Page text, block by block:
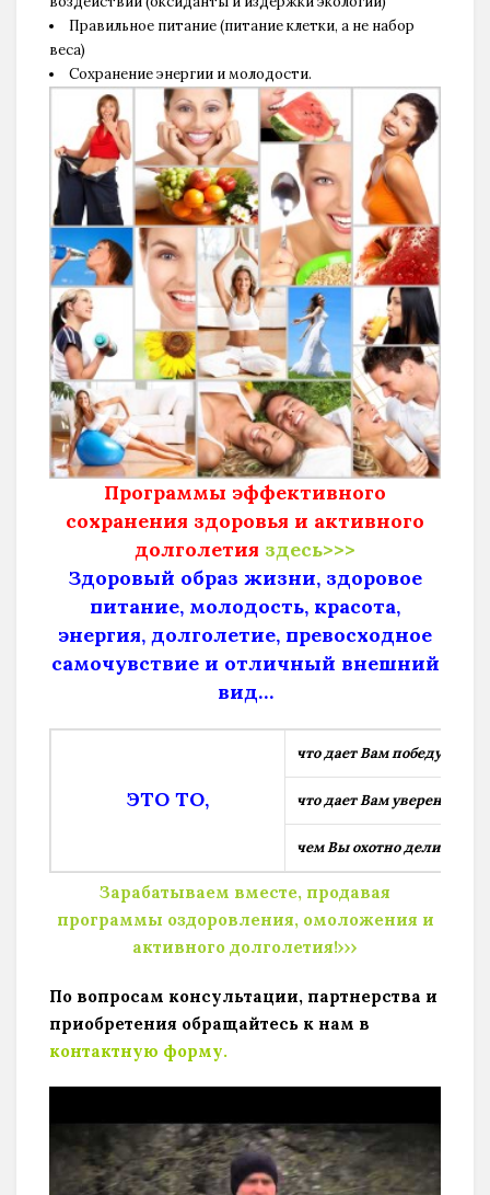
Правильное питание (питание клетки, а не набор
веса)
Сохранение энергии и молодости.
Программы эффективного
сохранения здоровья и активного
долголетия здесь>>>
Здоровый образ жизни, здоровое
питание, молодость, красота,
энергия, долголетие, превосходное
самочувствие и отличный внешний
вид…
ЭТО ТО,
что дает Вам победу
что дает Вам
чем Вы охотно делитесь с
Зарабатываем вместе, продавая
программы оздоровления, омоложения и
активного долголетия!›››
По вопросам консультации, партнерства и
приобретения обращайтесь к нам в
контактную форму.